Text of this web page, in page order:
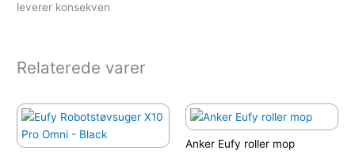
leverer konsekven
Relaterede varer
Anker Eufy roller mop